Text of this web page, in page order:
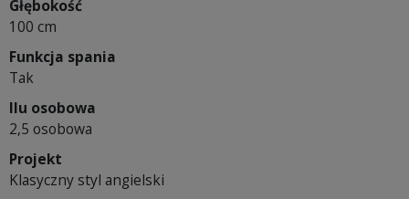
Głębokość
100 cm
Funkcja spania
Tak
Ilu osobowa
2,5 osobowa
Projekt
Klasyczny styl angielski